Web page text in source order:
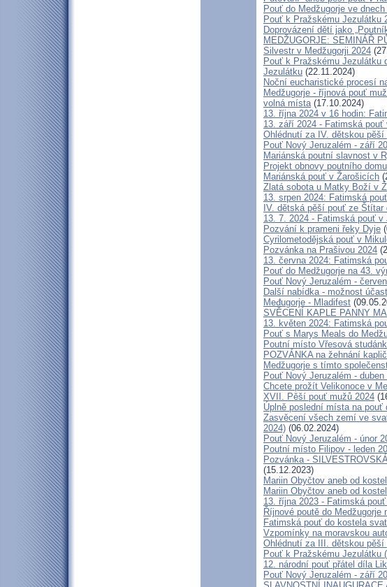
Pouť do Medžugorje ve
Pouť k Pražskému Jezulátku
Doprovázení dětí jako
MEDŽUGORJE: SEMINÁŘ
Silvestr v Medžugorji 2024
Pouť k Pražskému Jezulátku
Jezulátku (22.11.2024)
Noční eucharistické procesí
Medžugorje - říjnová pouť
volná místa(17.10.2024)
13. října 2024 v 16 hodin:
13. září 2024 - Fatimská pouť
Ohlédnutí za IV. dětskou pěší
Pouť Nový Jeruzalém - září
Mariánská poutní slavnost v
Projekt obnovy poutního
Mariánská pouť v Žarošicích
Zlatá sobota u Matky Boží v
13. srpen 2024: Fatimská
IV. dětská pěší pouť ze Štítar
13. 7. 2024 - Fatimská pouť
Pozvání k prameni řeky Dyje
Cyrilometodějská pouť v
Pozvánka na Prašivou 2024
13. června 2024: Fatimská
Pouť do Medžugorje na 43.
Pouť Nový Jeruzalém -
Další nabídka - možnost
Međugorje - Mladifest
SVĚCENÍ KAPLE PANNY
13. květen 2024: Fatimská
Pouť s Marys Meals do
Poutní místo Vřesová
POZVÁNKA na žehnání
Medžugorje s tímto
Pouť Nový Jeruzalém - duben
Chcete prožít Velikonoce v
XVII. Pěší pouť mužů 2024
Úplně poslední místa na pouť
Zasvěcení všech zemí ve
2024) (06.02.2024)
Pouť Nový Jeruzalém - únor
Poutní místo Filipov - leden
Pozvánka -
(15.12.2023)
Mariin Obyčtov aneb od
Mariin Obyčtov aneb od
13. října 2023 - Fatimská
Říjnové poutě do
Fatimská pouť do kostela
Vzpomínky na moravskou
Ohlédnutí za III. dětskou pěší
Pouť k Pražskému Jezulátku
12. národní pouť přátel díla
Pouť Nový Jeruzalém - září